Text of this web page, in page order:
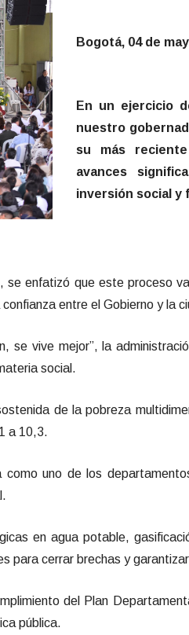
Bogotá, 04 de
En un ejercicio
nuestro
su más
avances
inversión social
enfatizó que este proceso
entre el Gobierno y la
se vive mejor”, la
social.
de la pobreza
a 10,3.
uno de los
en agua potable,
para cerrar brechas y
del Plan
pública.